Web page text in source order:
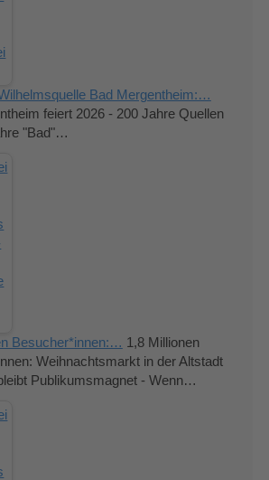
Bad Mergentheim:…
feiert 2026 - 200 Jahre Quellen
"Bad"…
Besucher*innen:… 1,8 Millionen
Weihnachtsmarkt in der Altstadt
Publikumsmagnet - Wenn…